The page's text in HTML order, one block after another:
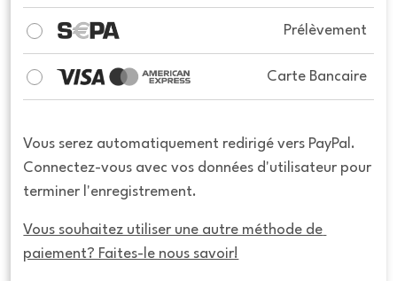
Prélèvement
Carte Bancaire
Vous serez automatiquement redirigé vers PayPal.
Connectez-vous avec vos données d'utilisateur pour
terminer l'enregistrement.
Vous souhaitez utiliser une autre méthode de
paiement? Faites-le nous savoir!